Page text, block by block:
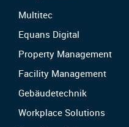
Multitec
Equans Digital
Property Management
Facility Management
Gebäudetechnik
Workplace Solutions